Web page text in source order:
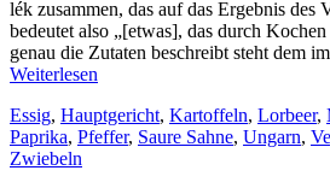
lék zusammen, das auf das Ergebnis des
bedeutet also „[etwas], das durch
genau die Zutaten beschreibt steht dem
Weiterlesen
Essig, Hauptgericht, Kartoffeln, Lorbeer,
Paprika, Pfeffer, Saure Sahne, Ungarn,
Zwiebeln